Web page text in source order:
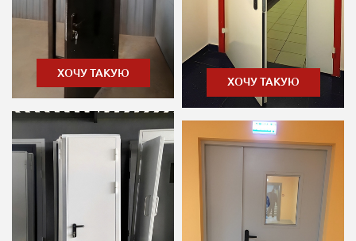
ХОЧУ ТАКУЮ
ХОЧУ ТАКУЮ